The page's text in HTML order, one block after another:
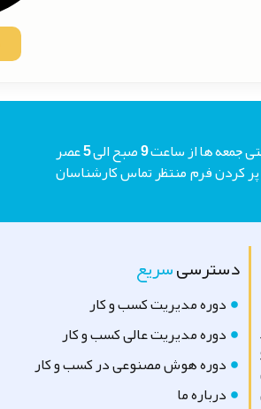
شما میتوانید جهت دریافت مشاوره رایگان هر روز حتی جمعه ها از ساعت 9 صبح الی 5 عصر
و یا با پر کردن فرم منتظر تماس کارشناسان
دسترسیسریع
دوره مدیریت کسب و کار
دوره مدیریت عالی کسب و کار
دوره هوش مصنوعی در کسب و کار
درباره ما